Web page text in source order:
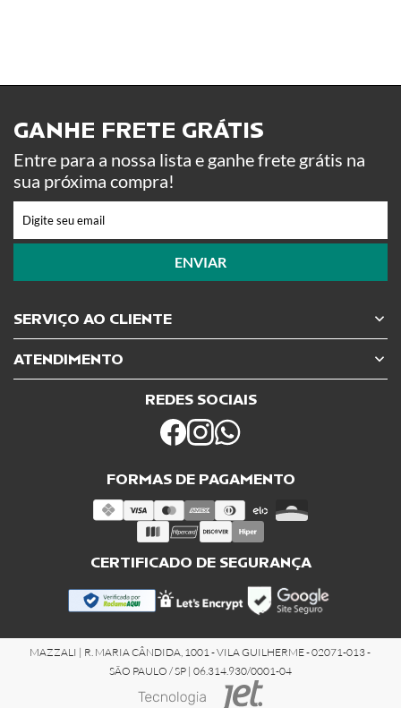
SERVIÇO AO CLIENTE
ATENDIMENTO
REDES SOCIAIS
FORMAS DE PAGAMENTO
CERTIFICADO DE SEGURANÇA
GANHE FRETE GRÁTIS ​
Entre para a nossa lista e ganhe frete grátis na
sua próxima compra!
ENVIAR
MAZZALI | R. MARIA CÂNDIDA, 1001 - VILA GUILHERME - 02071-013 -
SÃO PAULO / SP | 06.314.930/0001-04